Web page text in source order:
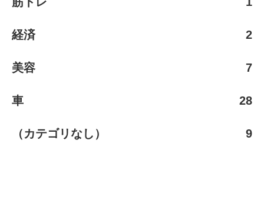
経済 2
美容 7
車 28
（カテゴリなし） 9